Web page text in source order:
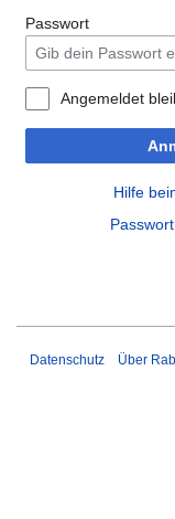
Passwort
Angemeldet
Hilfe
Datenschutz Über